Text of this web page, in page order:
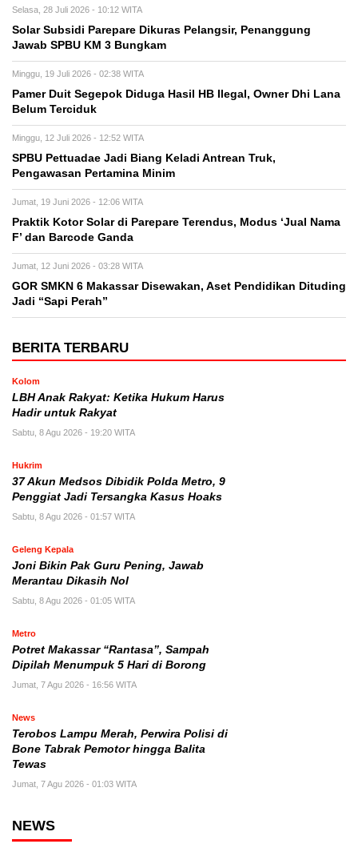
Selasa, 28 Juli 2026 - 10:12 WITA
Solar Subsidi Parepare Dikuras Pelangsir, Penanggung
Jawab SPBU KM 3 Bungkam
Minggu, 19 Juli 2026 - 02:38 WITA
Pamer Duit Segepok Diduga Hasil HB Ilegal, Owner Dhi Lana
Belum Terciduk
Minggu, 12 Juli 2026 - 12:52 WITA
SPBU Pettuadae Jadi Biang Keladi Antrean Truk,
Pengawasan Pertamina Minim
Jumat, 19 Juni 2026 - 12:06 WITA
Praktik Kotor Solar di Parepare Terendus, Modus ‘Jual Nama
F’ dan Barcode Ganda
Jumat, 12 Juni 2026 - 03:28 WITA
GOR SMKN 6 Makassar Disewakan, Aset Pendidikan Dituding
Jadi “Sapi Perah”
BERITA TERBARU
Kolom
LBH Anak Rakyat: Ketika Hukum Harus
Hadir untuk Rakyat
Sabtu, 8 Agu 2026 - 19:20 WITA
Hukrim
37 Akun Medsos Dibidik Polda Metro, 9
Penggiat Jadi Tersangka Kasus Hoaks
Sabtu, 8 Agu 2026 - 01:57 WITA
Geleng Kepala
Joni Bikin Pak Guru Pening, Jawab
Merantau Dikasih Nol
Sabtu, 8 Agu 2026 - 01:05 WITA
Metro
Potret Makassar “Rantasa”, Sampah
Dipilah Menumpuk 5 Hari di Borong
Jumat, 7 Agu 2026 - 16:56 WITA
News
Terobos Lampu Merah, Perwira Polisi di
Bone Tabrak Pemotor hingga Balita
Tewas
Jumat, 7 Agu 2026 - 01:03 WITA
NEWS